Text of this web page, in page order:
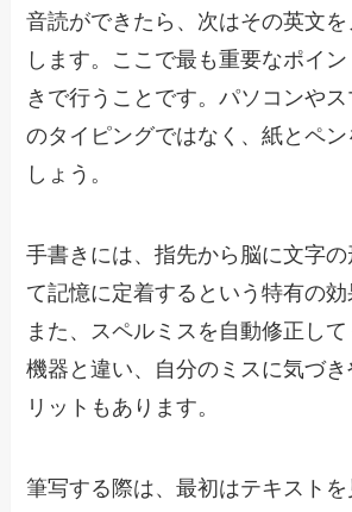
音読ができたら、次はその英文
します。ここで最も重要なポイ
きで行うことです。パソコンや
のタイピングではなく、紙とペン
しょう。
手書きには、指先から脳に文字
て記憶に定着するという特有の効
また、スペルミスを自動修正し
機器と違い、自分のミスに気づ
リットもあります。
筆写する際は、最初はテキスト